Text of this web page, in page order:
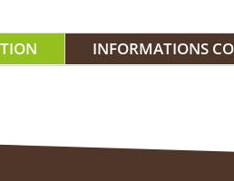
INFORMATIONS